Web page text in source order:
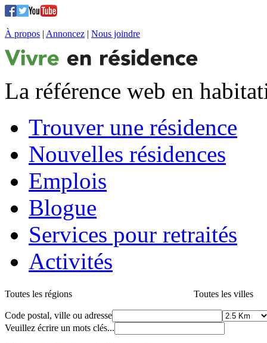
À propos | Annoncez | Nous joindre
La référence web en
Trouver une résidence
Nouvelles résidences
Emplois
Blogue
Services pour retraités
Activités
Toutes les régions Toutes les villes
Code postal, ville ou adresse
Veuillez écrire un mots clés...